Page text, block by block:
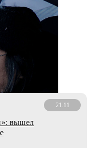
21.11
вышел